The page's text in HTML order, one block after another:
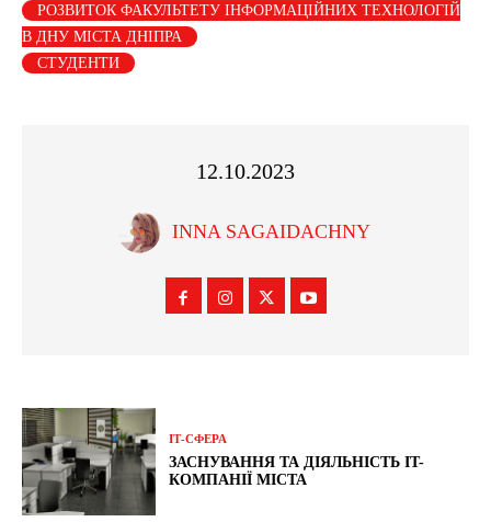
РОЗВИТОК ФАКУЛЬТЕТУ ІНФОРМАЦІЙНИХ ТЕХНОЛОГІЙ
В ДНУ МІСТА ДНІПРА
СТУДЕНТИ
12.10.2023
INNA SAGAIDACHNY
ІТ-СФЕРА
ЗАСНУВАННЯ ТА ДІЯЛЬНІСТЬ IT-
КОМПАНІЇ МІСТА